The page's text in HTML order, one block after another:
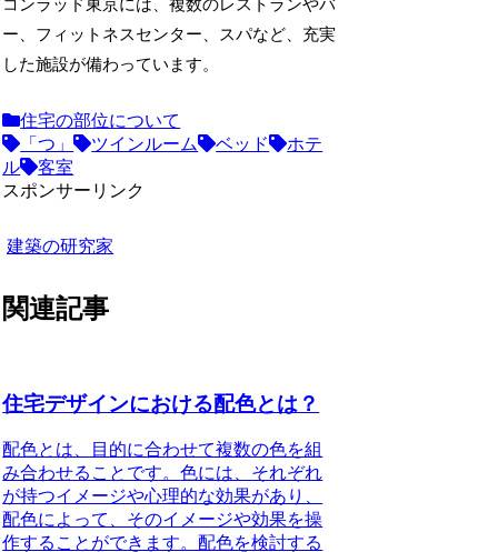
コンラッド東京には、複数のレストランやバ
ー、フィットネスセンター、スパなど、充実
した施設が備わっています。
住宅の部位について
「つ」
ツインルーム ベッド
ホテ
ル
客室
スポンサーリンク
建築の研究家
関連記事
住宅デザインにおける配色とは？
配色とは、目的に合わせて複数の色を組
み合わせることです。色には、それぞれ
が持つイメージや心理的な効果があり、
配色によって、そのイメージや効果を操
作することができます。配色を検討する